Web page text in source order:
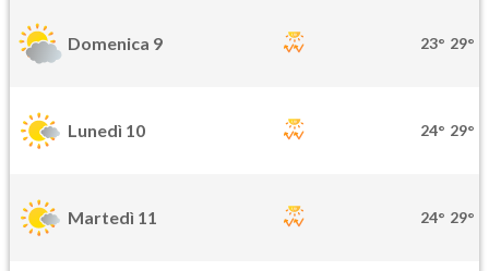
Domenica 9 23° 29°
Lunedì 10 24° 29°
Martedì 11 24° 29°